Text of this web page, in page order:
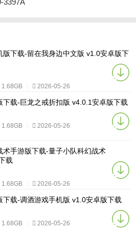
3397A
版下载-留在我身边中文版 v1.0安卓版下
1.68GB 2026-05-26
下载-巨龙之戒折扣版 v4.0.1安卓版下载
1.68GB 2026-05-26
术手游版下载-量子小队科幻战术
载
1.68GB 2026-05-26
下载-调酒游戏手机版 v1.0安卓版下载
1.68GB 2026-05-26